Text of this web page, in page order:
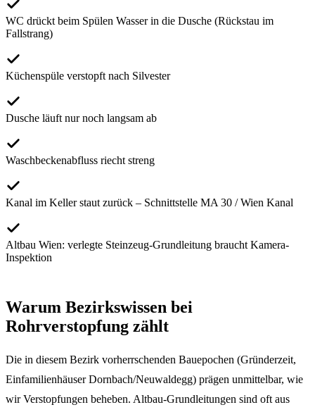
WC drückt beim Spülen Wasser in die Dusche (Rückstau im
Fallstrang)
Küchenspüle verstopft nach Silvester
Dusche läuft nur noch langsam ab
Waschbeckenabfluss riecht streng
Kanal im Keller staut zurück – Schnittstelle MA 30 / Wien Kanal
Altbau Wien: verlegte Steinzeug-Grundleitung braucht Kamera-
Inspektion
Warum Bezirkswissen bei
Rohrverstopfung zählt
Die in diesem Bezirk vorherrschenden Bauepochen (Gründerzeit,
Einfamilienhäuser Dornbach/Neuwaldegg) prägen unmittelbar, wie
wir Verstopfungen beheben. Altbau-Grundleitungen sind oft aus